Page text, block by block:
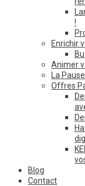
!
Enrichir
Animer
La
Offres
Blog
Contact